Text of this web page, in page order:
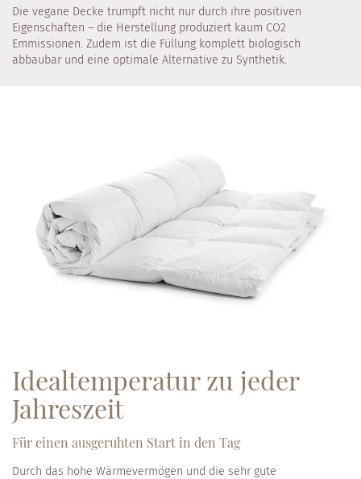
Die vegane Decke trumpft nicht nur durch ihre positiven
Eigenschaften – die Herstellung produziert kaum CO2
Emmissionen. Zudem ist die Füllung komplett biologisch
abbaubar und eine optimale Alternative zu Synthetik.
Idealtemperatur zu jeder
Jahreszeit
Für einen ausgeruhten Start in den Tag
Durch das hohe Wärmevermögen und die sehr gute